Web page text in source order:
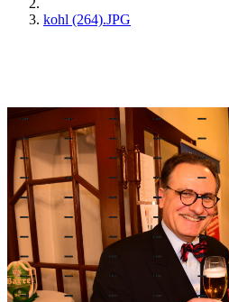
kohl (264).JPG